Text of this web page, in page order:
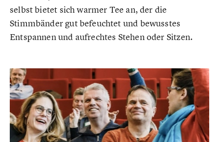
selbst bietet sich warmer Tee an, der die
Stimmbänder gut befeuchtet und bewusstes
Entspannen und aufrechtes Stehen oder Sitzen.